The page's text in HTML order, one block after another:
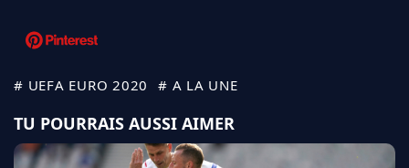
# UEFA EURO 2020 # A LA UNE
TU POURRAIS AUSSI AIMER